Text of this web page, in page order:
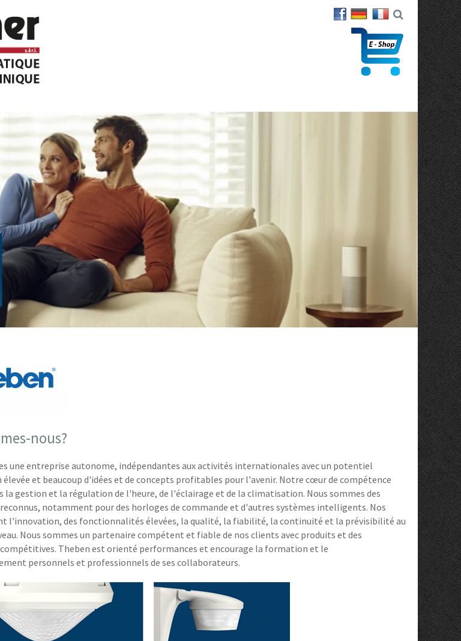
nous?
une entreprise autonome, indépendantes aux activités internationales avec un potentiel
et beaucoup d'idées et de concepts profitables pour l'avenir. Notre cœur de compétence
la gestion et la régulation de l'heure, de l'éclairage et de la climatisation. Nous sommes des
notamment pour des horloges de commande et d'autres systèmes intelligents. Nos
l'innovation, des fonctionnalités élevées, la qualité, la fiabilité, la continuité et la prévisibilité au
Nous sommes un partenaire compétent et fiable de nos clients avec produits et des
Theben est orienté performances et encourage la formation et le
personnels et professionnels de ses collaborateurs.